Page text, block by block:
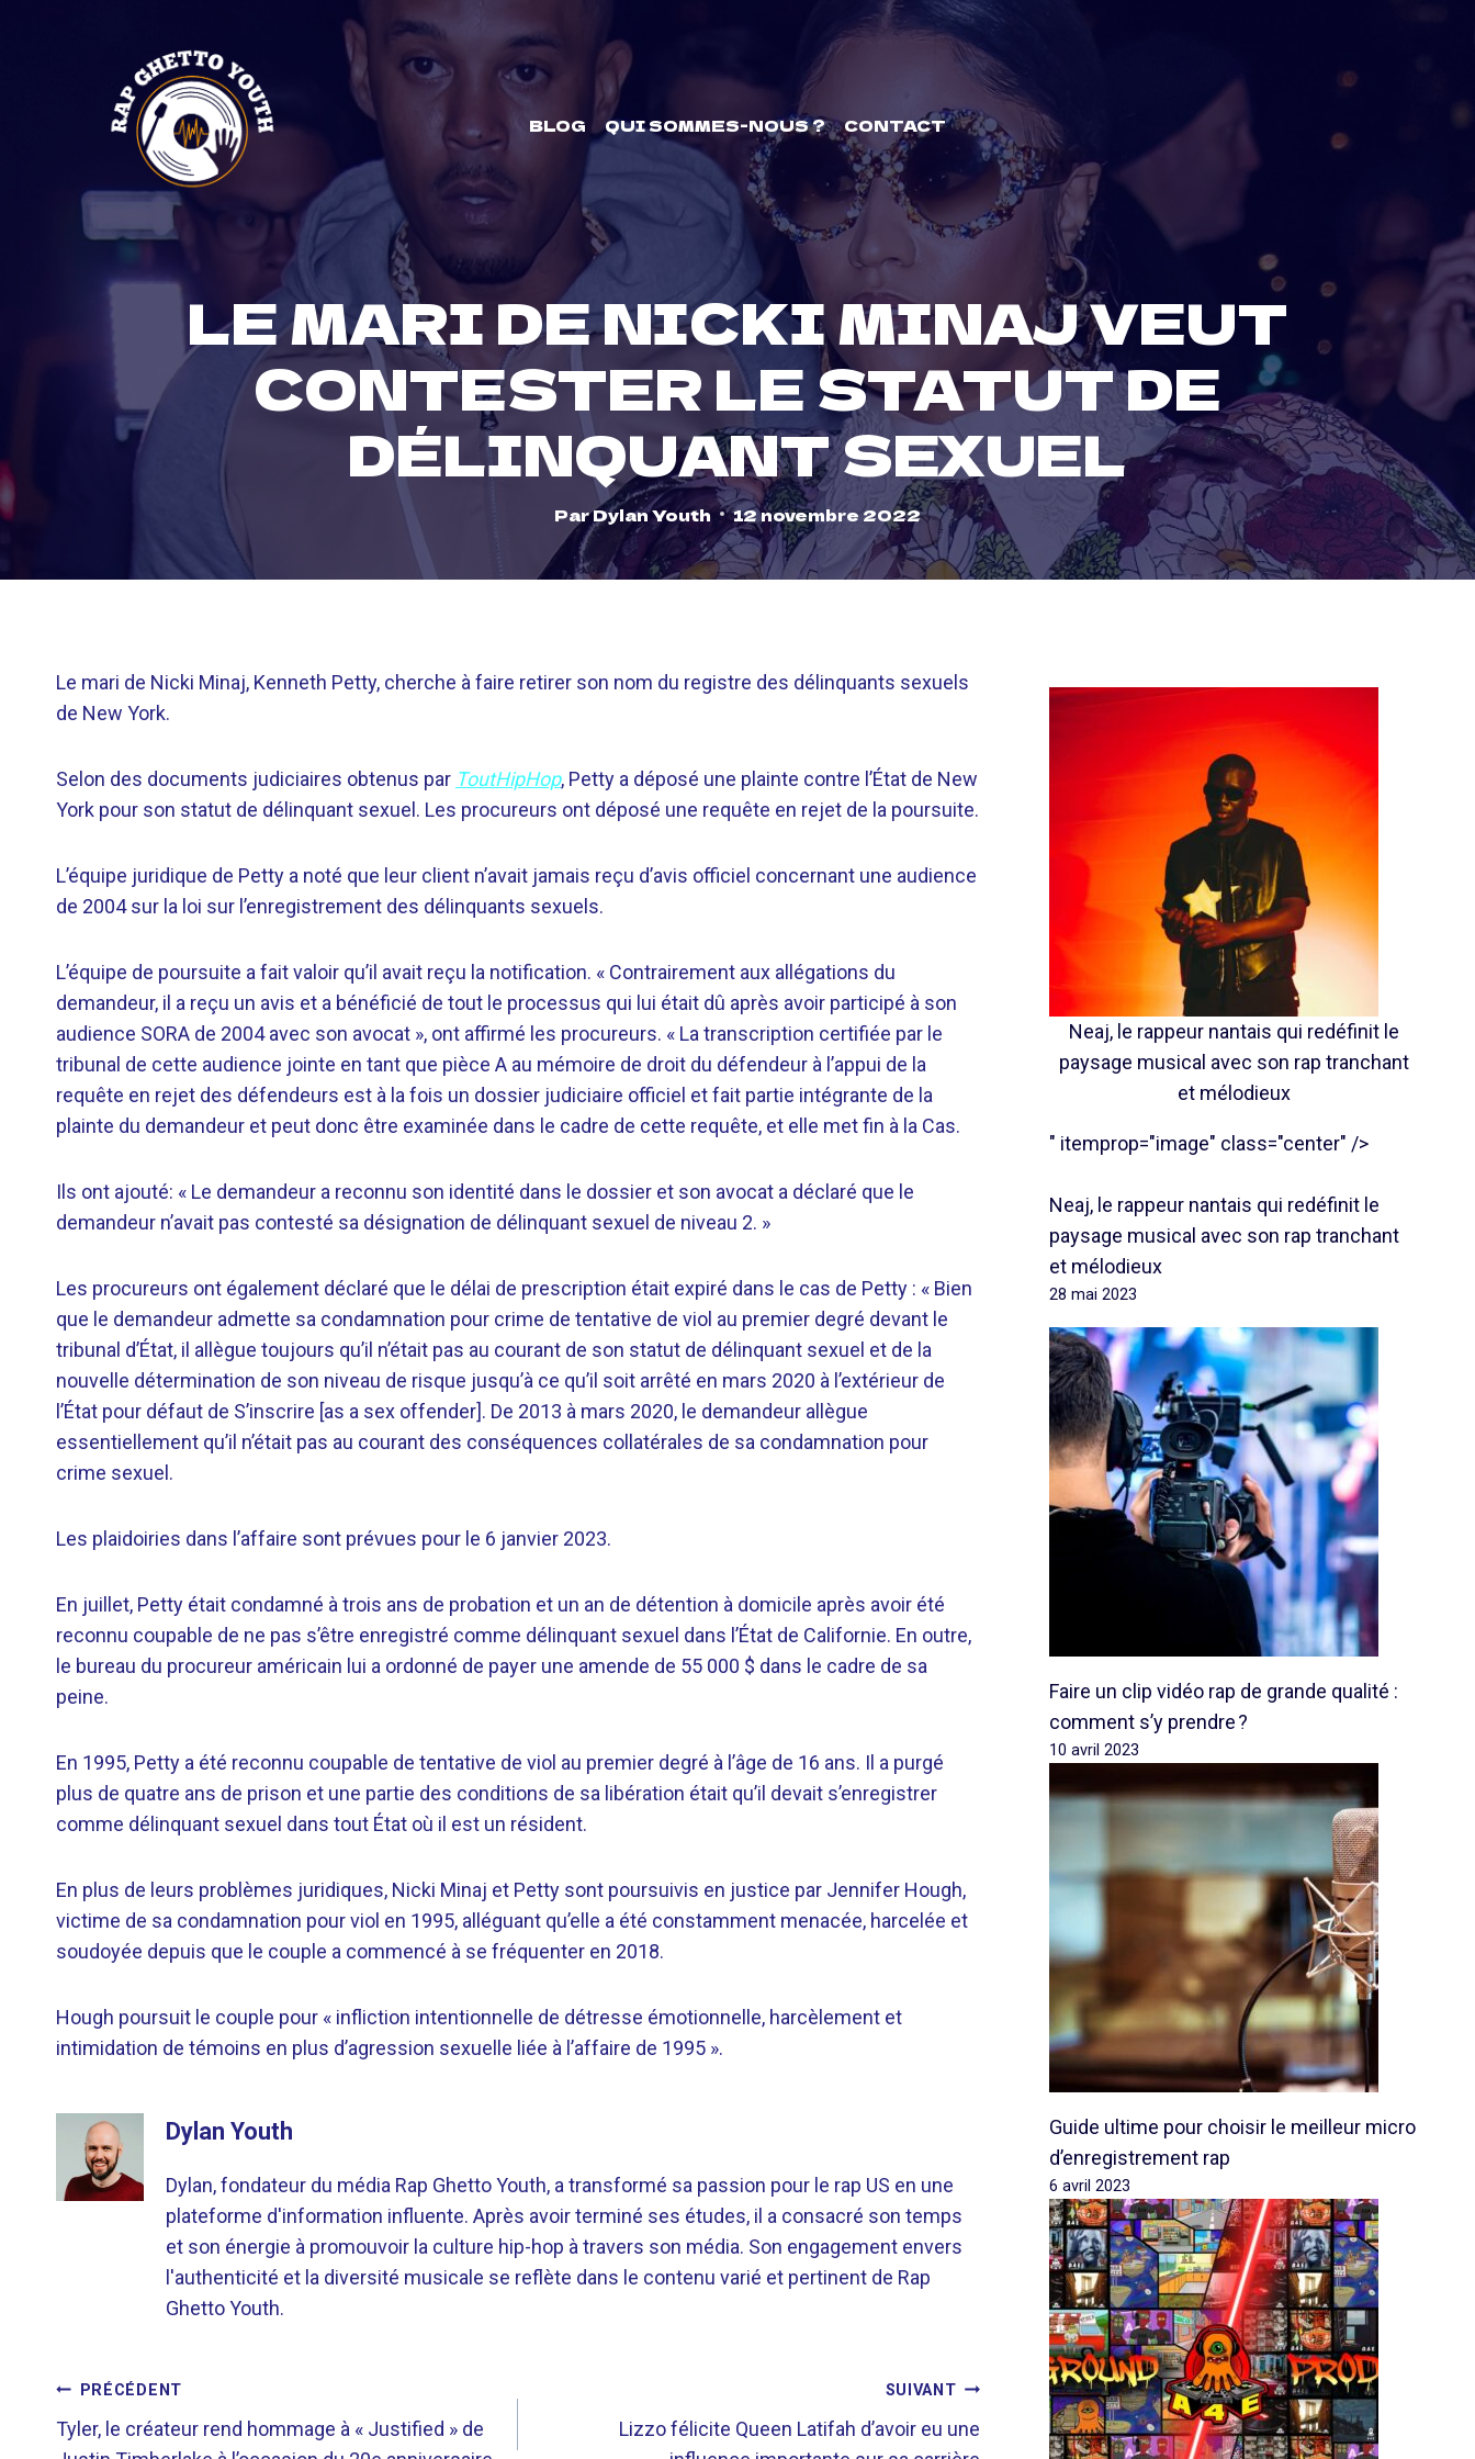
BLOG QUI SOMMES-NOUS ? CONTACT
LE MARI DE NICKI MINAJ VEUT
CONTESTER LE STATUT DE
DÉLINQUANT SEXUEL
ParDylan Youth 12 novembre 2022
Le mari de Nicki Minaj, Kenneth Petty, cherche à faire retirer son nom du registre des délinquants sexuels
de New York.
Selon des documents judiciaires obtenus par ToutHipHop, Petty a déposé une plainte contre l’État de New
York pour son statut de délinquant sexuel. Les procureurs ont déposé une requête en rejet de la poursuite.
L’équipe juridique de Petty a noté que leur client n’avait jamais reçu d’avis officiel concernant une audience
de 2004 sur la loi sur l’enregistrement des délinquants sexuels.
L’équipe de poursuite a fait valoir qu’il avait reçu la notification. « Contrairement aux allégations du
demandeur, il a reçu un avis et a bénéficié de tout le processus qui lui était dû après avoir participé à son
audience SORA de 2004 avec son avocat », ont affirmé les procureurs. « La transcription certifiée par le
tribunal de cette audience jointe en tant que pièce A au mémoire de droit du défendeur à l’appui de la
requête en rejet des défendeurs est à la fois un dossier judiciaire officiel et fait partie intégrante de la
plainte du demandeur et peut donc être examinée dans le cadre de cette requête, et elle met fin à la Cas.
Ils ont ajouté: « Le demandeur a reconnu son identité dans le dossier et son avocat a déclaré que le
demandeur n’avait pas contesté sa désignation de délinquant sexuel de niveau 2. »
Les procureurs ont également déclaré que le délai de prescription était expiré dans le cas de Petty : « Bien
que le demandeur admette sa condamnation pour crime de tentative de viol au premier degré devant le
tribunal d’État, il allègue toujours qu’il n’était pas au courant de son statut de délinquant sexuel et de la
nouvelle détermination de son niveau de risque jusqu’à ce qu’il soit arrêté en mars 2020 à l’extérieur de
l’État pour défaut de S’inscrire [as a sex offender]. De 2013 à mars 2020, le demandeur allègue
essentiellement qu’il n’était pas au courant des conséquences collatérales de sa condamnation pour
crime sexuel.
Les plaidoiries dans l’affaire sont prévues pour le 6 janvier 2023.
En juillet, Petty était condamné à trois ans de probation et un an de détention à domicile après avoir été
reconnu coupable de ne pas s’être enregistré comme délinquant sexuel dans l’État de Californie. En outre,
le bureau du procureur américain lui a ordonné de payer une amende de 55 000 $ dans le cadre de sa
peine.
En 1995, Petty a été reconnu coupable de tentative de viol au premier degré à l’âge de 16 ans. Il a purgé
plus de quatre ans de prison et une partie des conditions de sa libération était qu’il devait s’enregistrer
comme délinquant sexuel dans tout État où il est un résident.
En plus de leurs problèmes juridiques, Nicki Minaj et Petty sont poursuivis en justice par Jennifer Hough,
victime de sa condamnation pour viol en 1995, alléguant qu’elle a été constamment menacée, harcelée et
soudoyée depuis que le couple a commencé à se fréquenter en 2018.
Hough poursuit le couple pour « infliction intentionnelle de détresse émotionnelle, harcèlement et
intimidation de témoins en plus d’agression sexuelle liée à l’affaire de 1995 ».
Dylan Youth
Dylan, fondateur du média Rap Ghetto Youth, a transformé sa passion pour le rap US en une
plateforme d'information influente. Après avoir terminé ses études, il a consacré son temps
et son énergie à promouvoir la culture hip-hop à travers son média. Son engagement envers
l'authenticité et la diversité musicale se reflète dans le contenu varié et pertinent de Rap
Ghetto Youth.
NAVIGATION
PRÉCÉDENT
Tyler, le créateur rend hommage à « Justified » de
SUIVANT
Lizzo félicite Queen Latifah d’avoir eu une
Neaj, le rappeur nantais qui redéfinit le
paysage musical avec son rap tranchant
et mélodieux
" itemprop="image" class="center" />
Neaj, le rappeur nantais qui redéfinit le
paysage musical avec son rap tranchant
et mélodieux
28 mai 2023
Faire un clip vidéo rap de grande qualité :
comment s’y prendre ?
10 avril 2023
Guide ultime pour choisir le meilleur micro
d’enregistrement rap
6 avril 2023